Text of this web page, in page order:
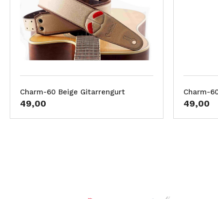
Charm-60 Beige Gitarrengurt
49,00
Charm-
49,00